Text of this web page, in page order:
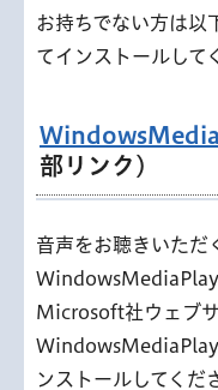
お持ちでない方は以
てインストールして
部リンク)
音声をお聴きいた
Microsoft社ウェブ
ンストールしてくだ